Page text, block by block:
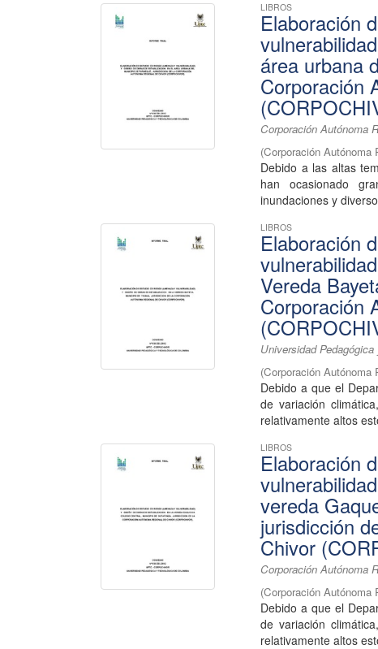
LIBROS
Elaboración
área urbana
Corporación
Corporación Autónoma
(Corporación Autónoma
Debido a las altas
han ocasionado
inundaciones y
LIBROS
Elaboración
Vereda
Corporación
Universidad
(Corporación Autónoma
Debido a que el
de variación
relativamente altos
LIBROS
Elaboración
vereda
jurisdicción
Chivor
Corporación Autónoma
(Corporación Autónoma
Debido a que el
de variación
relativamente altos